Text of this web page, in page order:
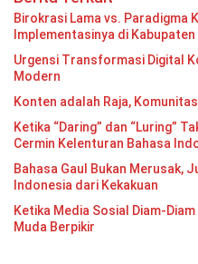
Birokrasi Lama vs. Paradigma
Implementasinya di
Urgensi Transformasi Digital
Modern
Konten adalah Raja,
Ketika “Daring” dan “Luring”
Cermin Kelenturan Bahasa
Bahasa Gaul Bukan Merusak,
Indonesia dari Kekakuan
Ketika Media Sosial Diam-
Muda Berpikir